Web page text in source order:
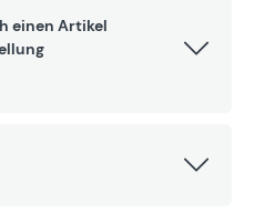
einen Artikel